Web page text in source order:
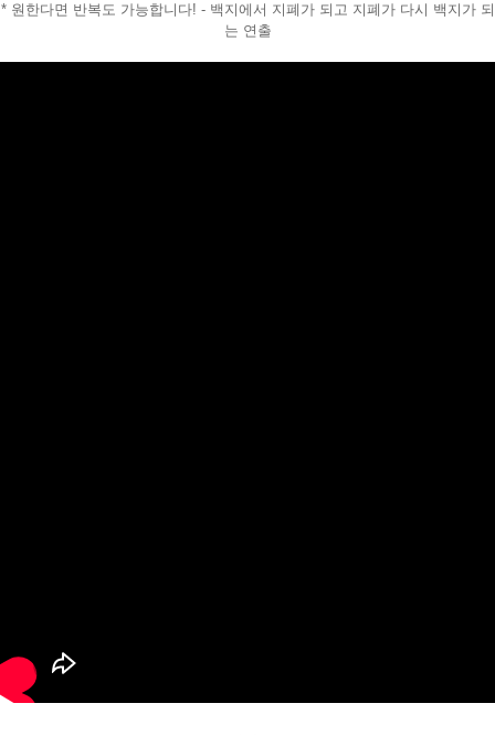
페이코 ID로
* 원한다면 반복도 가능합니다! - 백지에서 지폐가 되고 지폐가 다시 백지가 되
는 연출